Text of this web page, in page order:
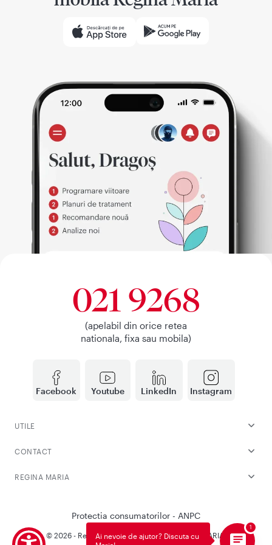
Facebook Youtube LinkedIn Instagram
021 9268
(apelabil din orice retea
nationala, fixa sau mobila)
UTILE
CONTACT
REGINA MARIA
Protectia consumatorilor - ANPC
© 2026 - Reteaua Privata de Sanatate REGINA MARIA.
Ai nevoie de ajutor? Discuta cu